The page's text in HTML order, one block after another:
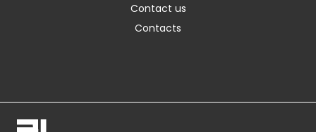
Contact us
Contacts